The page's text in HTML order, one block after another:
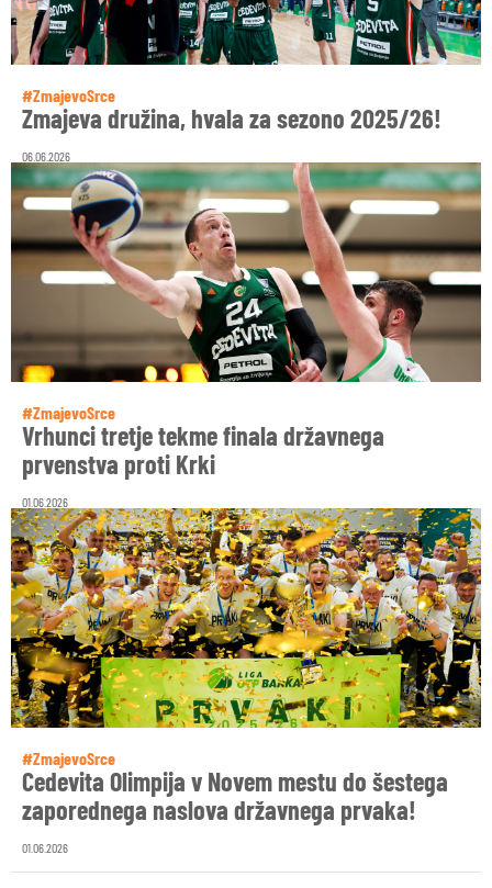
#ZmajevoSrce
Zmajeva družina, hvala za sezono 2025/26!
06.06.2026
#ZmajevoSrce
Vrhunci tretje tekme finala državnega
prvenstva proti Krki
01.06.2026
#ZmajevoSrce
Cedevita Olimpija v Novem mestu do šestega
zaporednega naslova državnega prvaka!
01.06.2026